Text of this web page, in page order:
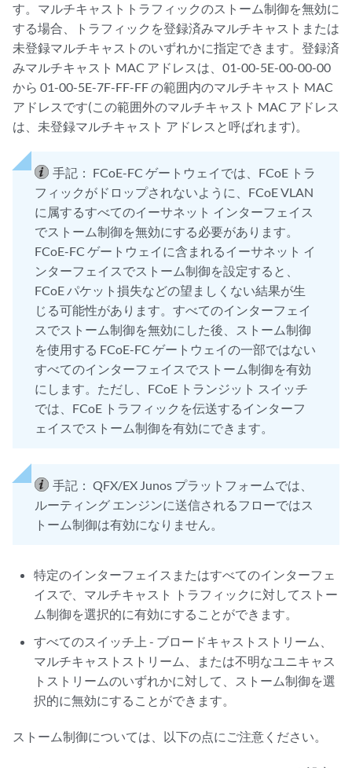
す。マルチキャストトラフィックのストーム制御を無効に
する場合、トラフィックを登録済みマルチキャストまたは
未登録マルチキャストのいずれかに指定できます。登録済
みマルチキャスト MAC アドレスは、01-00-5E-00-00-00
から 01-00-5E-7F-FF-FF の範囲内のマルチキャスト MAC
アドレスです(この範囲外のマルチキャスト MAC アドレス
は、未登録マルチキャスト アドレスと呼ばれます)。
手記： FCoE-FC ゲートウェイでは、FCoE トラ
フィックがドロップされないように、FCoE VLAN
に属するすべてのイーサネット インターフェイス
でストーム制御を無効にする必要があります。
FCoE-FC ゲートウェイに含まれるイーサネット イ
ンターフェイスでストーム制御を設定すると、
FCoE パケット損失などの望ましくない結果が生
じる可能性があります。すべてのインターフェイ
スでストーム制御を無効にした後、ストーム制御
を使用する FCoE-FC ゲートウェイの一部ではない
すべてのインターフェイスでストーム制御を有効
にします。ただし、FCoE トランジット スイッチ
では、FCoE トラフィックを伝送するインターフ
ェイスでストーム制御を有効にできます。
手記： QFX/EX Junos プラットフォームでは、
ルーティング エンジンに送信されるフローではス
トーム制御は有効になりません。
特定のインターフェイスまたはすべてのインターフェ
イスで、マルチキャスト トラフィックに対してストー
ム制御を選択的に有効にすることができます。
すべてのスイッチ上 - ブロードキャストストリーム、
マルチキャストストリーム、または不明なユニキャス
トストリームのいずれかに対して、ストーム制御を選
択的に無効にすることができます。
ストーム制御については、以下の点にご注意ください。